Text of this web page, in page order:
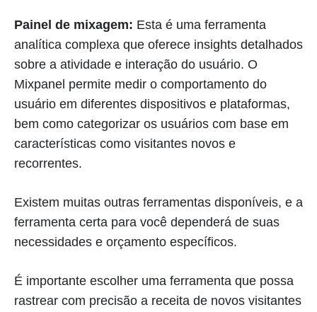
Painel de mixagem: Esta é uma ferramenta
analítica complexa que oferece insights detalhados
sobre a atividade e interação do usuário. O
Mixpanel permite medir o comportamento do
usuário em diferentes dispositivos e plataformas,
bem como categorizar os usuários com base em
características como visitantes novos e
recorrentes.
Existem muitas outras ferramentas disponíveis, e a
ferramenta certa para você dependerá de suas
necessidades e orçamento específicos.
É importante escolher uma ferramenta que possa
rastrear com precisão a receita de novos visitantes